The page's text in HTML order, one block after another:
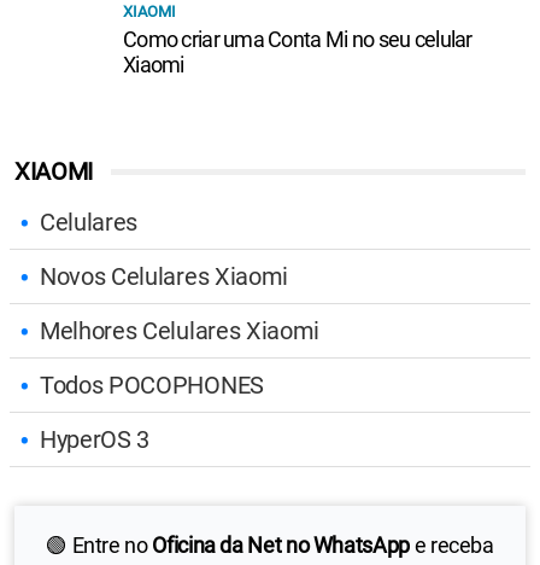
XIAOMI
Celulares
Novos Celulares Xiaomi
Melhores Celulares Xiaomi
Todos POCOPHONES
HyperOS 3
🟢 Entre noOficina da Net no WhatsAppe receba
XIAOMI
Como criar uma Conta Mi no seu celular
Xiaomi